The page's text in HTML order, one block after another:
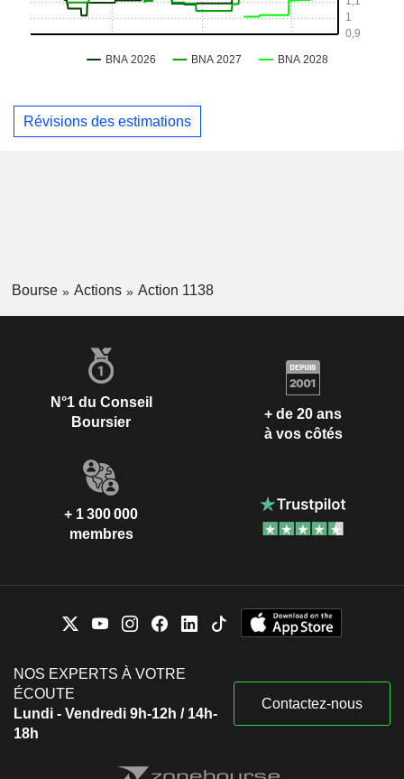
Révisions des estimations
Bourse Actions Action 1138
N°1 du Conseil
Boursier
+ de 20 ans
à vos côtés
+ 1 300 000
membres
NOS EXPERTS À VOTRE
ÉCOUTE
Lundi - Vendredi 9h-12h / 14h-
18h
Contactez-nous